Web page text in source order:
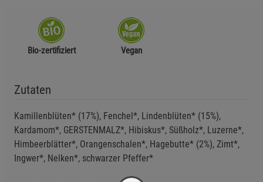
Bio-zertifiziert Vegan
Zutaten
Kamillenblüten* (17%), Fenchel*, Lindenblüten* (15%),
Kardamom*, GERSTENMALZ*, Hibiskus*, Süßholz*, Luzerne*,
Himbeerblätter*, Orangenschalen*, Hagebutte* (2%), Zimt*,
Ingwer*, Nelken*, schwarzer Pfeffer*